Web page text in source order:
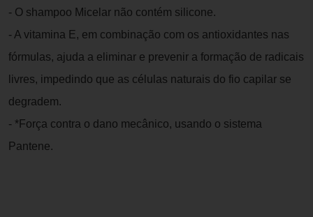
- O shampoo Micelar não contém silicone.
- A vitamina E, em combinação com os antioxidantes nas
fórmulas, ajuda a eliminar e prevenir a formação de radicais
livres, impedindo que as células naturais do fio capilar se
degradem.
- *Força contra o dano mecânico, usando o sistema
Pantene.